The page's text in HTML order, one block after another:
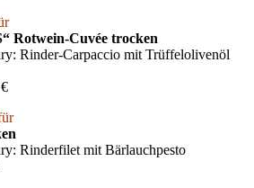
Rotwein-Cuvée trocken
Rinder-Carpaccio mit Trüffelolivenöl
Rinderfilet mit Bärlauchpesto